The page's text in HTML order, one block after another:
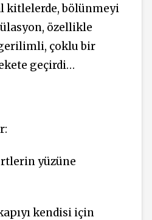
kitlelerde, bölünmeyi
özellikle
gerilimli, çoklu bir
geçirdi…
yüzüne
kendisi için